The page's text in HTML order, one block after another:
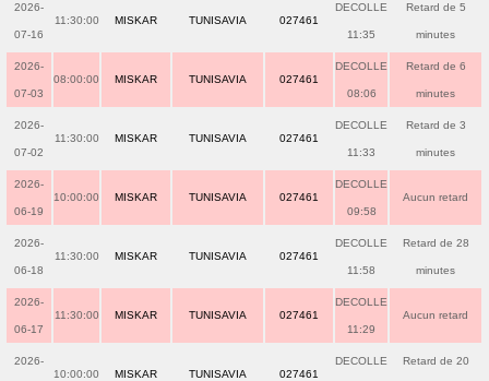
2026-
07-16
11:30:00 MISKAR TUNISAVIA 027461
DECOLLE
11:35
Retard de 5
minutes
2026-
07-03
08:00:00 MISKAR TUNISAVIA 027461
DECOLLE
08:06
Retard de 6
minutes
2026-
07-02
11:30:00 MISKAR TUNISAVIA 027461
DECOLLE
11:33
Retard de 3
minutes
2026-
06-19
10:00:00 MISKAR TUNISAVIA 027461
DECOLLE
09:58
Aucun retard
2026-
06-18
11:30:00 MISKAR TUNISAVIA 027461
DECOLLE
11:58
Retard de 28
minutes
2026-
06-17
11:30:00 MISKAR TUNISAVIA 027461
DECOLLE
11:29
Aucun retard
2026-
10:00:00 MISKAR TUNISAVIA 027461
DECOLLE Retard de 20